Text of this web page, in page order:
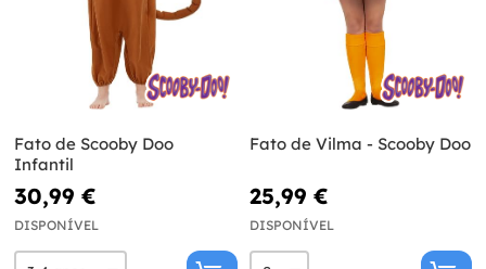
Fato de Scooby Doo
Infantil
30,99 €
DISPONÍVEL
Fato de Vilma - Scooby Doo
25,99 €
DISPONÍVEL